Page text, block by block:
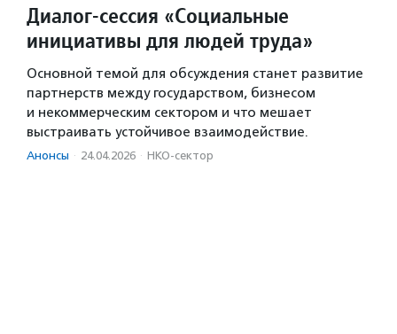
Диалог-сессия «Социальные
инициативы для людей труда»
Основной темой для обсуждения станет развитие
партнерств между государством, бизнесом
и некоммерческим сектором и что мешает
выстраивать устойчивое взаимодействие.
Анонсы · 24.04.2026 · НКО-сектор